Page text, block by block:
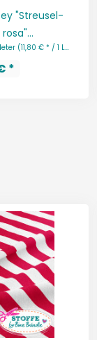
"Streusel-
(11,80 € * / 1 Laufende(r) Meter)
*